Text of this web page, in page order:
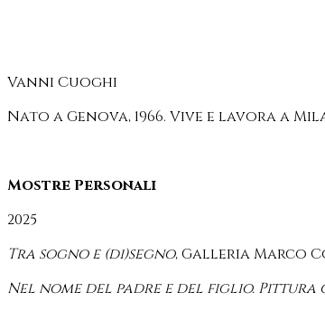
Vanni Cuoghi
Nato a Genova, 1966. Vive e lavora a
Mostre Personali
2025
Tra sogno e (di)segno, Galleria Marco
Nel nome del padre e del figlio. Pittura